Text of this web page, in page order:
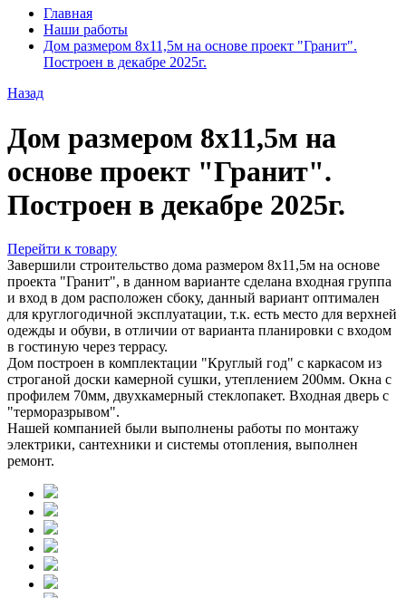
Главная
Наши работы
Дом размером 8х11,5м на основе проект "Гранит".
Построен в декабре 2025г.
Назад
Дом размером 8х11,5м на
основе проект "Гранит".
Построен в декабре 2025г.
Перейти к товару
Завершили строительство дома размером 8х11,5м на основе
проекта "Гранит", в данном варианте сделана входная группа
и вход в дом расположен сбоку, данный вариант оптимален
для круглогодичной эксплуатации, т.к. есть место для верхней
одежды и обуви, в отличии от варианта планировки с входом
в гостиную через террасу.
Дом построен в комплектации "Круглый год" с каркасом из
строганой доски камерной сушки, утеплением 200мм. Окна с
профилем 70мм, двухкамерный стеклопакет. Входная дверь с
"терморазрывом".
Нашей компанией были выполнены работы по монтажу
электрики, сантехники и системы отопления, выполнен
ремонт.